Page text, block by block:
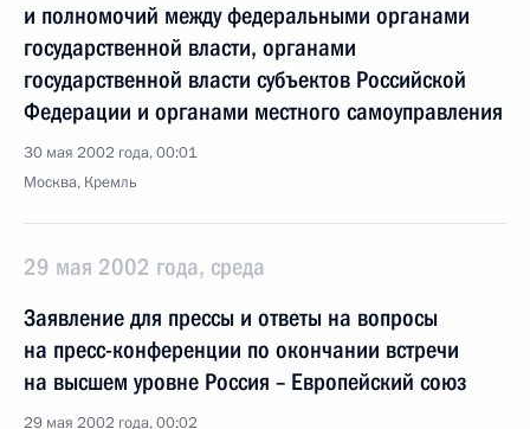
и полномочий между федеральными органами
государственной власти, органами
государственной власти субъектов Российской
Федерации и органами местного самоуправления
30 мая 2002 года, 00:01
Москва, Кремль
29 мая 2002 года, среда
Заявление для прессы и ответы на вопросы
на пресс-конференции по окончании встречи
на высшем уровне Россия – Европейский союз
29 мая 2002 года, 00:02